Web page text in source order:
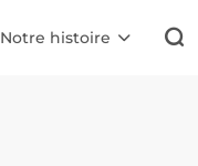
Notre histoire